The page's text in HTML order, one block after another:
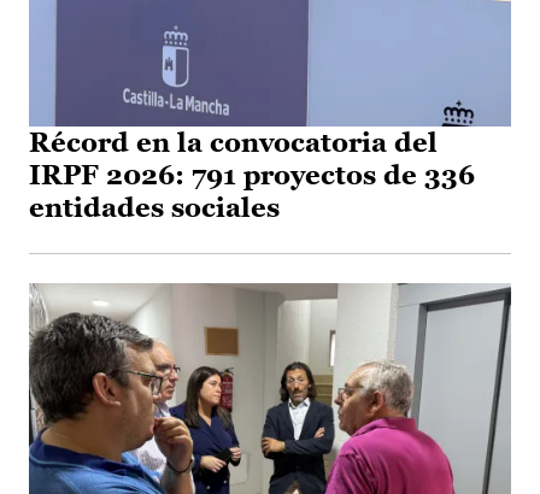
Récord en la convocatoria del
IRPF 2026: 791 proyectos de 336
entidades sociales